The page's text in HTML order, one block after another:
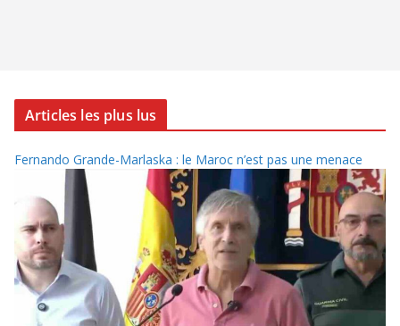
Articles les plus lus
Fernando Grande-Marlaska : le Maroc n’est pas une menace